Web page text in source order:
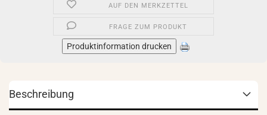
AUF DEN MERKZETTEL
FRAGE ZUM PRODUKT
Produktinformation drucken
Beschreibung